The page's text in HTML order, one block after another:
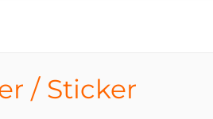
/ Sticker